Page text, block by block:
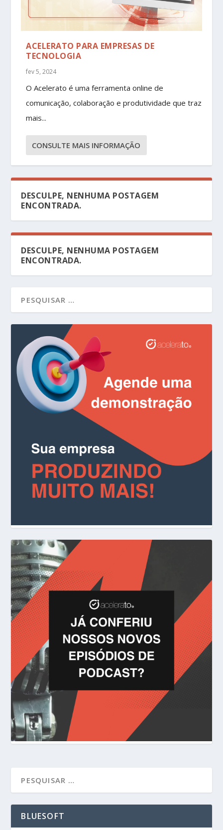
ACELERATO PARA EMPRESAS DE
TECNOLOGIA
fev 5, 2024
O Acelerato é uma ferramenta online de
comunicação, colaboração e produtividade que traz
mais...
CONSULTE MAIS INFORMAÇÃO
DESCULPE, NENHUMA POSTAGEM
ENCONTRADA.
DESCULPE, NENHUMA POSTAGEM
ENCONTRADA.
BLUESOFT